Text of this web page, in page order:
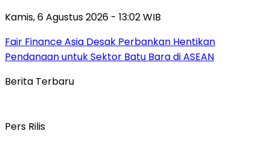
Kamis, 6 Agustus 2026 - 13:02 WIB
Fair Finance Asia Desak Perbankan Hentikan
Pendanaan untuk Sektor Batu Bara di ASEAN
Berita Terbaru
Pers Rilis